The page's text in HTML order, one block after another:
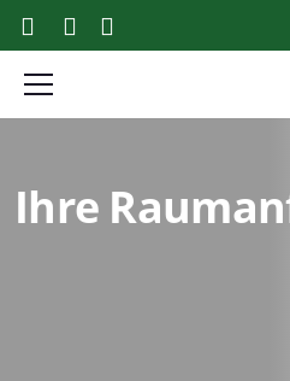
Ihre